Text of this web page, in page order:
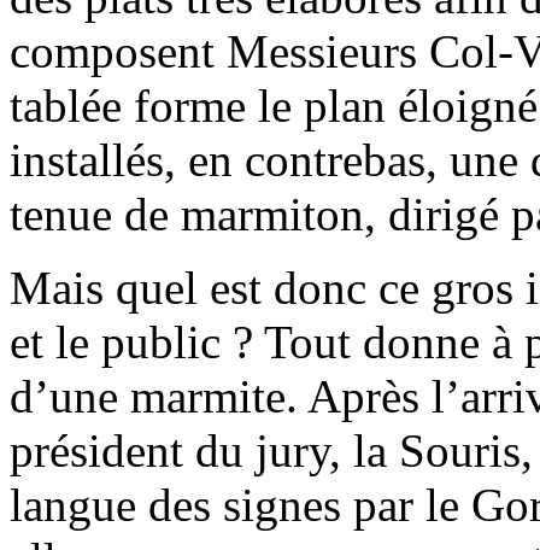
composent Messieurs Col-
tablée forme le plan
installés, en contrebas,
tenue de marmiton, dirigé
Mais quel est donc ce gros
et le public ? Tout donne à
d’une marmite. Après
président du jury, la
langue des signes par le